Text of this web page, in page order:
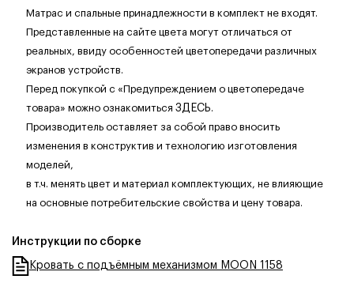
Матрас и спальные принадлежности в комплект не входят.
Представленные на сайте цвета могут отличаться от
реальных, ввиду особенностей цветопередачи различных
экранов устройств.
Перед покупкой с «Предупреждением о цветопередаче
товара» можно ознакомиться ЗДЕСЬ.
Производитель оставляет за собой право вносить
изменения в конструктив и технологию изготовления
моделей,
в т.ч. менять цвет и материал комплектующих, не влияющие
на основные потребительские свойства и цену товара.
Инструкции по сборке
Кровать с подъёмным механизмом MOON 1158